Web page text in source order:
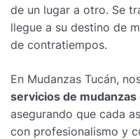
de un lugar a otro. Se
llegue a su destino de
de contratiempos.
En Mudanzas Tucán,
servicios de mudanzas
asegurando que cada
con profesionalismo y